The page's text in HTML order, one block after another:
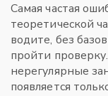
Самая частая
теоретической
водите, без
пройти
нерегулярные
появляется